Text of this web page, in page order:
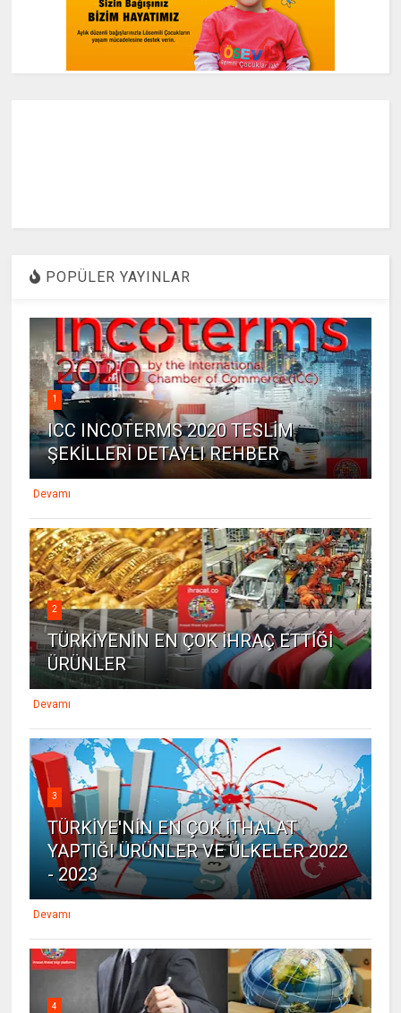
POPÜLER YAYINLAR
1
ICC INCOTERMS 2020 TESLİM
ŞEKİLLERİ DETAYLI REHBER
Devamı
2
TÜRKİYENİN EN ÇOK İHRAÇ ETTİĞİ
ÜRÜNLER
Devamı
3
TÜRKİYE'NİN EN ÇOK İTHALAT
YAPTIĞI ÜRÜNLER VE ÜLKELER 2022
- 2023
Devamı
4